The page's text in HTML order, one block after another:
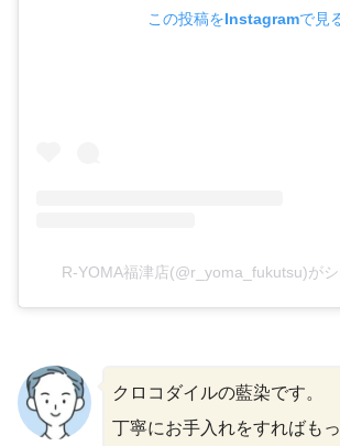
この投稿をInstagramで見
R-YOMA福津店(@r_yoma_fukutsu)が
クロコダイルの藍染です。
丁寧にお手入れをすればも